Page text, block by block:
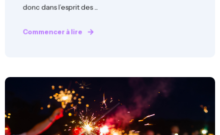
donc dans l’esprit des ...
Commencer à lire